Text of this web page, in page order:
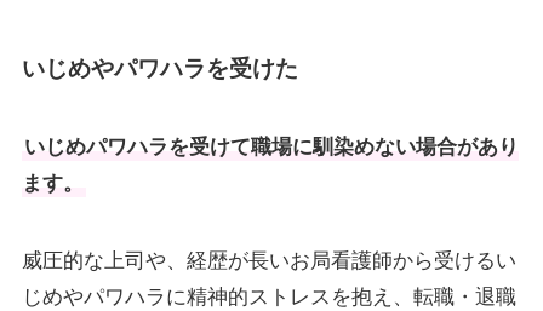
いじめやパワハラを受けた
いじめパワハラを受けて職場に馴染めない場合があり
ます。
威圧的な上司や、経歴が長いお局看護師から受けるい
じめやパワハラに精神的ストレスを抱え、転職・退職